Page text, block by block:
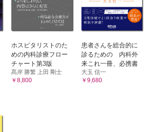
て
式
要な数値
障害者福祉法「視覚障害認定基準」
障害者福祉法「視野障害の等級判定表」
ホスピタリストのた
めの内科診療フロー
チャート第3版
髙岸 勝繁 上田 剛士
￥8,800
患者さんを総合的に
診るための 内科外
来これ一冊、必携書
大玉 信一
￥9,680